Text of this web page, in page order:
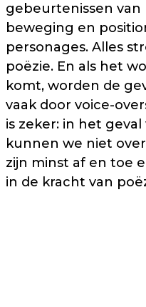
gebeurtenissen van
beweging en
personages. Alles
poëzie. En als het
komt, worden de
vaak door voice-
is zeker: in het
kunnen we niet
zijn minst af en toe
in de kracht van